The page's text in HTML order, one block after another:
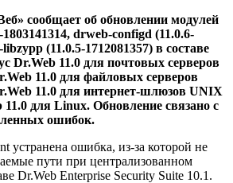
сообщает об обновлении модулей
drweb-configd (11.0.6-
(11.0.5-1712081357) в составе
Dr.Web 11.0 для почтовых серверов
11.0 для файловых серверов
11.0 для интернет-шлюзов UNIX
для Linux. Обновление связано с
ошибок.
устранена ошибка, из-за которой не
пути при централизованном
Dr.Web Enterprise Security Suite 10.1.